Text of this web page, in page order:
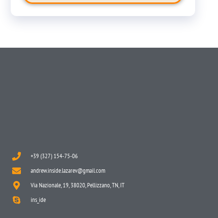
+39 (327) 154-75-06
andrew.inside.lazarev@gmail.com
Via Nazionale, 19, 38020, Pellizzano, TN, IT
ins_ide